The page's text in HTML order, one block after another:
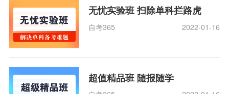
无忧实验班 扫除单科拦路虎
自考365 2022-01-16
超值精品班 随报随学